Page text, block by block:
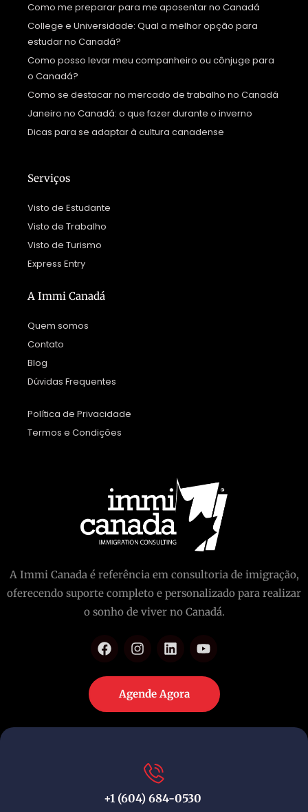
Como me preparar para me aposentar no Canadá
College e Universidade: Qual a melhor opção para
estudar no Canadá?
Como posso levar meu companheiro ou cônjuge para
o Canadá?
Como se destacar no mercado de trabalho no Canadá
Janeiro no Canadá: o que fazer durante o inverno
Dicas para se adaptar à cultura canadense
Serviços
Visto de Estudante
Visto de Trabalho
Visto de Turismo
Express Entry
A Immi Canadá
Quem somos
Contato
Blog
Dúvidas Frequentes
Política de Privacidade
Termos e Condições
A Immi Canada é referência em consultoria de imigração,
oferecendo suporte completo e personalizado para realizar
o sonho de viver no Canadá.
Agende Agora
+1 (604) 684-0530